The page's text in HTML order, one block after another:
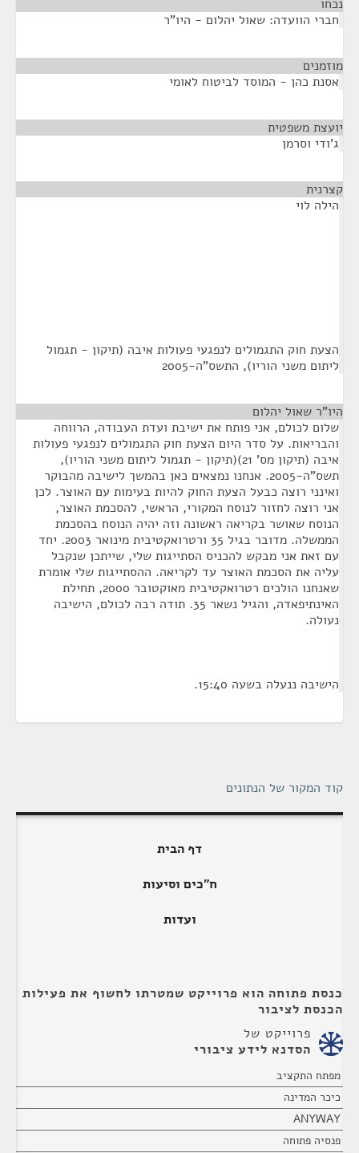
נכחו
חברי הוועדה: שאול יהלום - היו"ר
מוזמנים
אסנת כהן - המוסד לביטוח לאומי
יועצת משפטית
ג'ודי וסרמן
קצרנית
הילה לוי
הצעת חוק התגמולים לנפגעי פעולות איבה (תיקון - תגמול
ליתום משני הוריו), התשס"ה-2005
היו"ר שאול יהלום
שלום לכולם, אני פותח את ישיבת ועדת העבודה, הרווחה
והבריאות. על סדר היום הצעת חוק התגמולים לנפגעי פעולות
איבה (תיקון מס' 21)(תיקון - תגמול ליתום משני הוריו),
תשס"ה-2005. אנחנו נמצאים כאן בהמשך לישיבה מהבוקר
ואינני רוצה כבעל הצעת החוק להיות בעימות עם האוצר. לכן
אני רוצה לחזור לנוסח המקורי, הראשי, להסכמת האוצר,
הנוסח שאושר בקריאה ראשונה וזה יהיה הנוסח בהסכמת
הממשלה. מדובר בגיל 35 ורטרואקטיבית מינואר 2003. יחד
עם זאת אני מבקש להכניס הסתייגות שלי, שייתכן שנקבל
עליה את הסכמת האוצר עד לקריאה. ההסתייגות שלי אומרת
שאנחנו הולכים רטרואקטיבית מאוקטובר 2000, תחילת
האינתיפאדה, והגיל נשאר 35. תודה רבה לכולם, הישיבה
נעולה.
הישיבה ננעלה בשעה 15:40.
קוד המקור של הנתונים
דף הבית
ח"כים וסיעות
ועדות
כנסת פתוחה הוא פרוייקט שמטרתו לחשוף את פעילות
הכנסת לציבור
פרוייקט של
הסדנא לידע ציבורי
מפתח התקציב
כיכר המדינה
ANYWAY
פנסיה פתוחה